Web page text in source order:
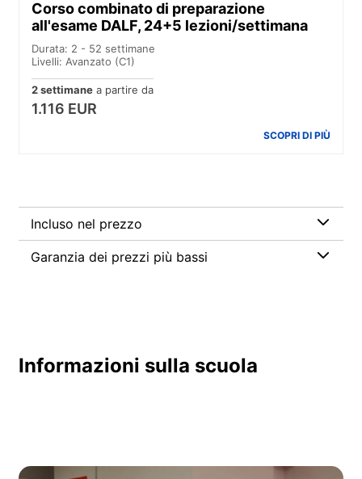
Corso combinato di preparazione
all'esame DALF, 24+5 lezioni/settimana
Durata: 2 - 52 settimane
Livelli: Avanzato (C1)
2 settimane a partire da
1.116 EUR
SCOPRI DI PIÙ
Incluso nel prezzo
Garanzia dei prezzi più bassi
Informazioni sulla scuola